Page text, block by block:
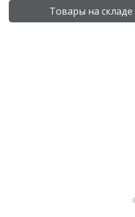
Товары на складе